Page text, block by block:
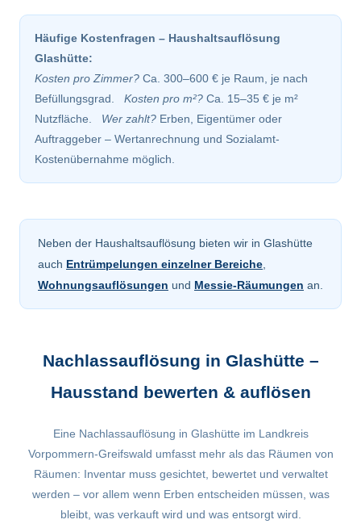
Häufige Kostenfragen – Haushaltsauflösung
Glashütte:
Kosten pro Zimmer? Ca. 300–600 € je Raum, je nach
Befüllungsgrad. Kosten pro m²? Ca. 15–35 € je m²
Nutzfläche. Wer zahlt? Erben, Eigentümer oder
Auftraggeber – Wertanrechnung und Sozialamt-
Kostenübernahme möglich.
Neben der Haushaltsauflösung bieten wir in Glashütte
auch Entrümpelungen einzelner Bereiche
Wohnungsauflösungen und Messie-Räumungen an.
Nachlassauflösung in Glashütte –
Hausstand bewerten & auflösen
Eine Nachlassauflösung in Glashütte im Landkreis
Vorpommern-Greifswald umfasst mehr als das Räumen von
Räumen: Inventar muss gesichtet, bewertet und verwaltet
werden – vor allem wenn Erben entscheiden müssen, was
bleibt, was verkauft wird und was entsorgt wird.